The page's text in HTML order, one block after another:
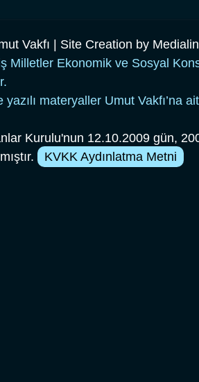
Vakfı | Site Creation by
Milletler Ekonomik ve Sosyal
materyaller Umut Vakfı’na
Kurulu'nun 12.10.2009 gün,
KVKK Aydınlatma Metni